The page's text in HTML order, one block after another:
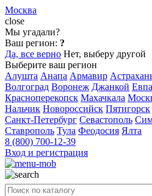
Москва
close
Мы угадали?
Ваш регион: ?
Да, все верно Нет, выберу другой
Выберите ваш регион
Алушта Анапа Армавир
Волгоград Воронеж Джанкой
Красноперекопск Махачкала
Нальчик Новороссийск Пятигорск
Санкт-Петербург Севастополь
Ставрополь Тула Феодосия Ялта
8 (800) 700-12-39
Вход и регистрация